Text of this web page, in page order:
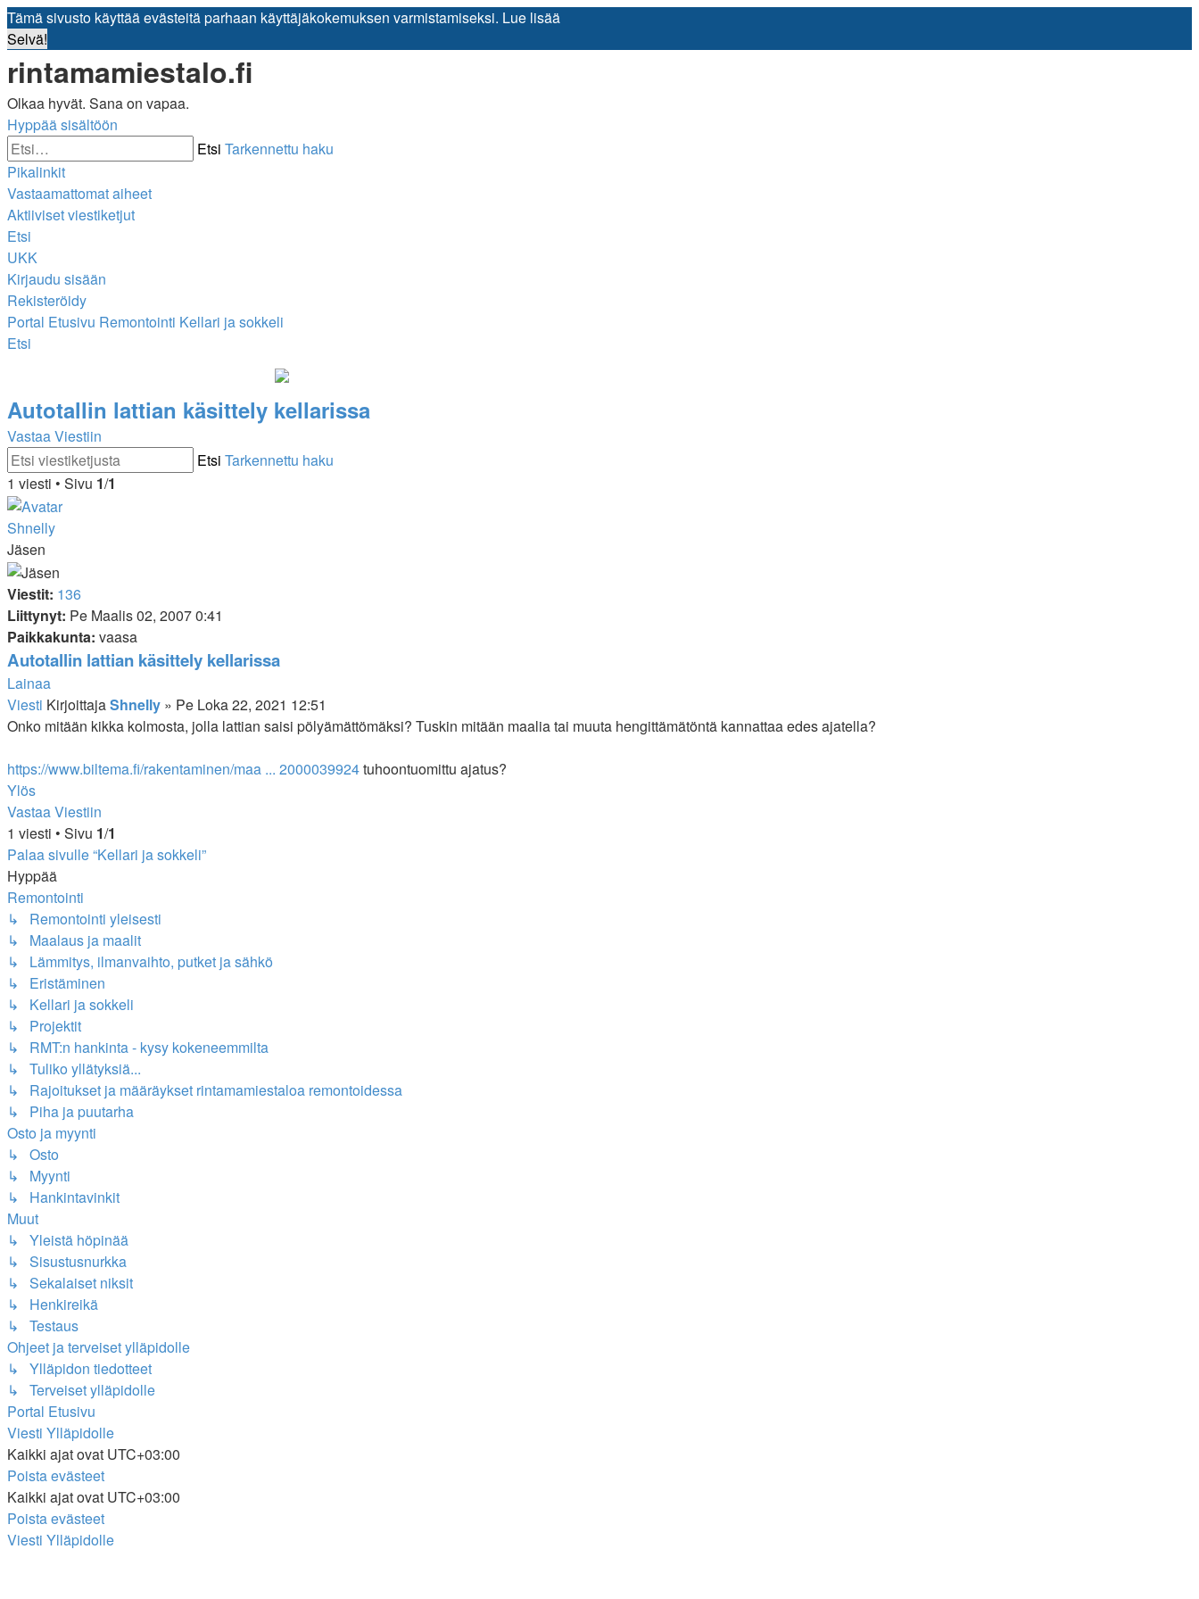
Tämä sivusto käyttää evästeitä parhaan käyttäjäkokemuksen varmistamiseksi. Lue lisää
Selvä!
rintamamiestalo.fi
Olkaa hyvät. Sana on vapaa.
Hyppää sisältöön
Etsi Tarkennettu haku
Pikalinkit
Vastaamattomat aiheet
Aktiiviset viestiketjut
Etsi
UKK
Kirjaudu sisään
Rekisteröidy
Portal Etusivu Remontointi Kellari ja sokkeli
Etsi
Autotallin lattian käsittely kellarissa
Vastaa Viestiin
Etsi Tarkennettu haku
1 viesti • Sivu 1/1
Shnelly
Jäsen
Viestit: 136
Liittynyt: Pe Maalis 02, 2007 0:41
Paikkakunta: vaasa
Autotallin lattian käsittely kellarissa
Lainaa
Viesti KirjoittajaShnelly » Pe Loka 22, 2021 12:51
Onko mitään kikka kolmosta, jolla lattian saisi pölyämättömäksi? Tuskin mitään maalia tai muuta hengittämätöntä kannattaa edes ajatella?
https://www.biltema.fi/rakentaminen/maa ... 2000039924tuhoontuomittu ajatus?
Ylös
Vastaa Viestiin
1 viesti • Sivu 1/1
Palaa sivulle “Kellari ja sokkeli”
Hyppää
Remontointi
↳ Remontointi yleisesti
↳ Maalaus ja maalit
↳ Lämmitys, ilmanvaihto, putket ja sähkö
↳ Eristäminen
↳ Kellari ja sokkeli
↳ Projektit
↳ RMT:n hankinta - kysy kokeneemmilta
↳ Tuliko yllätyksiä...
↳ Rajoitukset ja määräykset rintamamiestaloa remontoidessa
↳ Piha ja puutarha
Osto ja myynti
↳ Osto
↳ Myynti
↳ Hankintavinkit
Muut
↳ Yleistä höpinää
↳ Sisustusnurkka
↳ Sekalaiset niksit
↳ Henkireikä
↳ Testaus
Ohjeet ja terveiset ylläpidolle
↳ Ylläpidon tiedotteet
↳ Terveiset ylläpidolle
Portal Etusivu
Viesti Ylläpidolle
Kaikki ajat ovat UTC+03:00
Poista evästeet
Kaikki ajat ovat UTC+03:00
Poista evästeet
Viesti Ylläpidolle